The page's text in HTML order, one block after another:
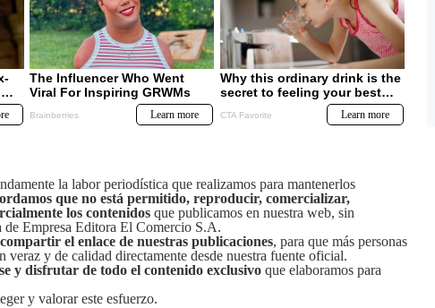
la labor periodística que realizamos para mantenerlos
que no está permitido, reproducir, comercializar,
los contenidos que publicamos en nuestra web, sin
de Empresa Editora El Comercio S.A.
el enlace de nuestras publicaciones, para que más personas
veraz y de calidad directamente desde nuestra fuente oficial.
y disfrutar de todo el contenido exclusivo que elaboramos para
y valorar este esfuerzo.